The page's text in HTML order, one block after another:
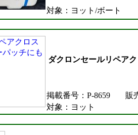
対象：ヨット/ボート
ダクロンセールリペア
掲載番号：P-8659
販
対象：ヨット